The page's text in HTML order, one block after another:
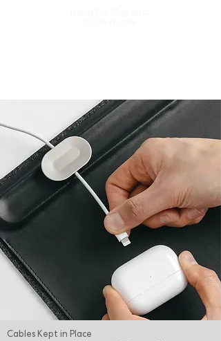
Cables Kept in Place